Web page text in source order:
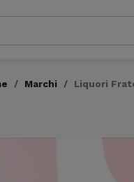
Marchi Liquori